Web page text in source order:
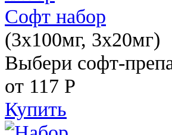
Софт набор
(3x100мг, 3x20мг)
Выбери софт-
от 117 Р
Купить